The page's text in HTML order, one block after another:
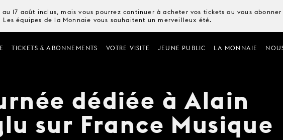
17 août inclus, mais vous pourrez continuer à acheter vos tickets ou vous
Les équipes de la Monnaie vous souhaitent un merveilleux été.
TICKETS & ABONNEMENTS VOTRE VISITE JEUNE PUBLIC LA MONNAIE
dédiée à Alain
sur France Musique